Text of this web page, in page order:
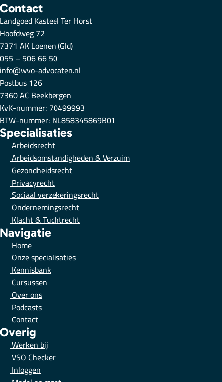
Contact
Landgoed Kasteel Ter Horst
Hoofdweg 72
7371 AK Loenen (Gld)
055 – 506 66 50
info@wvo-advocaten.nl
Postbus 126
7360 AC Beekbergen
KvK-nummer: 70499993
BTW-nummer: NL858345869B01
Specialisaties
Arbeidsrecht
Arbeidsomstandigheden & Verzuim
Gezondheidsrecht
Privacyrecht
Sociaal verzekeringsrecht
Ondernemingsrecht
Klacht & Tuchtrecht
Navigatie
Home
Onze specialisaties
Kennisbank
Cursussen
Over ons
Podcasts
Contact
Overig
Werken bij
VSO Checker
Inloggen